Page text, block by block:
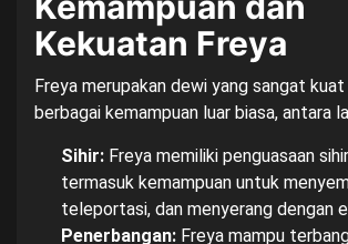
Kekuatan Freya
Freya merupakan dewi yang sangat
berbagai kemampuan luar biasa, antara
Sihir: Freya memiliki penguasaan
termasuk kemampuan untuk
teleportasi, dan menyerang dengan
Penerbangan: Freya mampu